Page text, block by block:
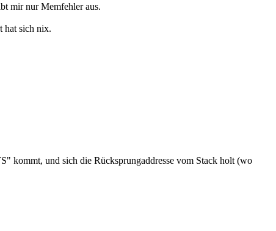
mir nur Memfehler aus.
hat sich nix.
kommt, und sich die Rücksprungaddresse vom Stack holt (wo